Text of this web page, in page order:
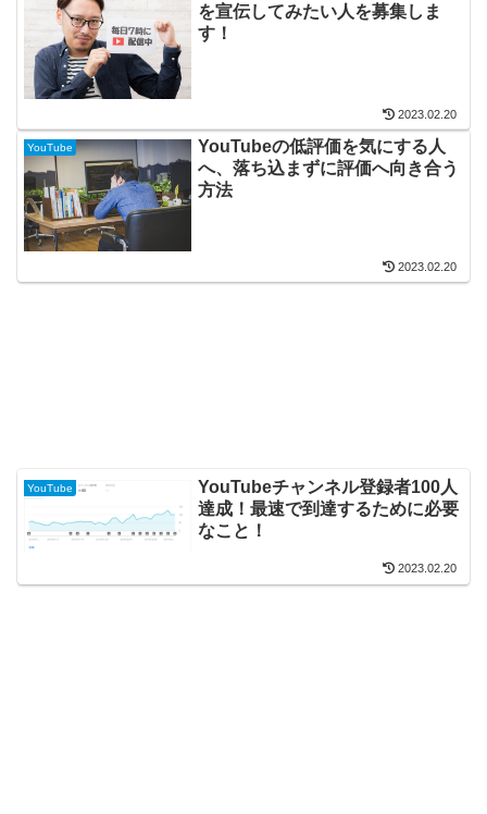
を宣伝してみたい人を募集しま
す！
2023.02.20
YouTube
YouTubeの低評価を気にする人
へ、落ち込まずに評価へ向き合う
方法
2023.02.20
YouTube
YouTubeチャンネル登録者100人
達成！最速で到達するために必要
なこと！
2023.02.20